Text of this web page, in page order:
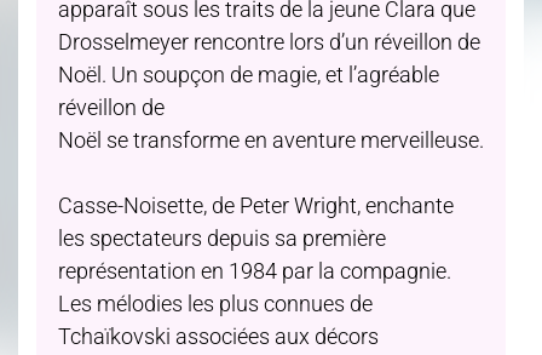
apparaît sous les traits de la jeune Clara que
Drosselmeyer rencontre lors d’un réveillon de
Noël. Un soupçon de magie, et l’agréable
réveillon de
Noël se transforme en aventure merveilleuse.
Casse-Noisette, de Peter Wright, enchante
les spectateurs depuis sa première
représentation en 1984 par la compagnie.
Les mélodies les plus connues de
Tchaïkovski associées aux décors